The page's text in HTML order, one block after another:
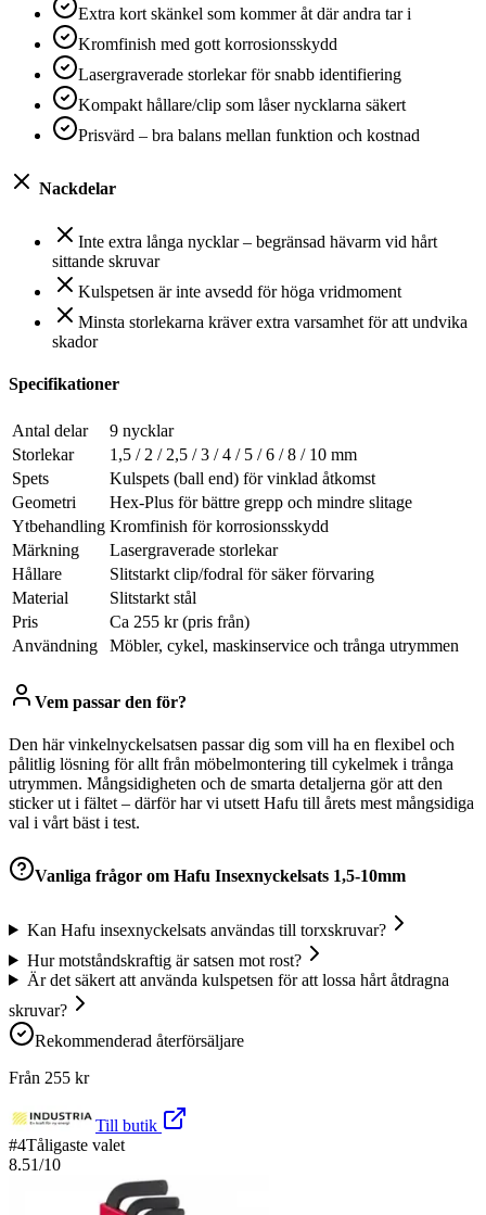
Extra kort skänkel som kommer åt där andra tar i
Kromfinish med gott korrosionsskydd
Lasergraverade storlekar för snabb identifiering
Kompakt hållare/clip som låser nycklarna säkert
Prisvärd – bra balans mellan funktion och kostnad
Nackdelar
Inte extra långa nycklar – begränsad hävarm vid hårt
sittande skruvar
Kulspetsen är inte avsedd för höga vridmoment
Minsta storlekarna kräver extra varsamhet för att undvika
skador
Specifikationer
Antal delar
9 nycklar
Storlekar
1,5 / 2 / 2,5 / 3 / 4 / 5 / 6 / 8 / 10 mm
Spets
Kulspets (ball end) för vinklad åtkomst
Geometri
Hex‑Plus för bättre grepp och mindre slitage
Ytbehandling Kromfinish för korrosionsskydd
Märkning
Lasergraverade storlekar
Hållare
Slitstarkt clip/fodral för säker förvaring
Material
Slitstarkt stål
Pris
Ca 255 kr (pris från)
Användning
Möbler, cykel, maskinservice och trånga utrymmen
Vem passar den för?
Den här vinkelnyckelsatsen passar dig som vill ha en flexibel och
pålitlig lösning för allt från möbelmontering till cykelmek i trånga
utrymmen. Mångsidigheten och de smarta detaljerna gör att den
sticker ut i fältet – därför har vi utsett Hafu till årets mest mångsidiga
val i vårt bäst i test.
Vanliga frågor om Hafu Insexnyckelsats 1,5-10mm
Kan Hafu insexnyckelsats användas till torxskruvar?
Hur motståndskraftig är satsen mot rost?
Är det säkert att använda kulspetsen för att lossa hårt åtdragna
skruvar?
Rekommenderad återförsäljare
Från 255 kr
Till butik
#4Tåligaste valet
8.51/10